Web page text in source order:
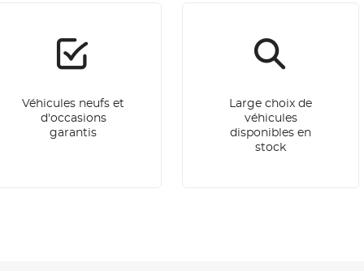
Véhicules neufs et
d'occasions
garantis
Large choix de
véhicules
disponibles en
stock